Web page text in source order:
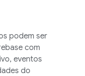
podem ser
com
eventos
do